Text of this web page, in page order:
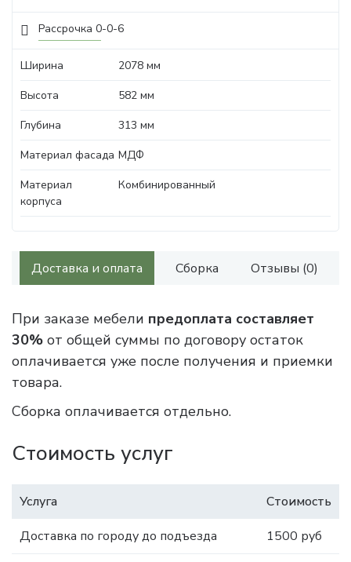
Рассрочка 0-0-6
Ширина
2078 мм
Высота
582 мм
Глубина
313 мм
Материал фасада МДФ
Материал
корпуса
Комбинированный
Доставка и оплата Сборка Отзывы (0)
При заказе мебели предоплата составляет
30% от общей суммы по договору остаток
оплачивается уже после получения и приемки
товара.
Сборка оплачивается отдельно.
Стоимость услуг
Услуга
Стоимость
Доставка по городу до подъезда
1500 руб